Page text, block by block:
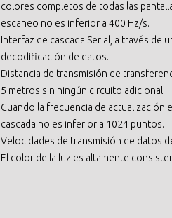
colores completos de todas las
escaneo no es inferior a 400 Hz/s.
Interfaz de cascada Serial, a través de
decodificación de datos.
Distancia de transmisión de
5 metros sin ningún circuito adicional.
Cuando la frecuencia de actualización
cascada no es inferior a 1024 puntos.
Velocidades de transmisión de datos
El color de la luz es altamente